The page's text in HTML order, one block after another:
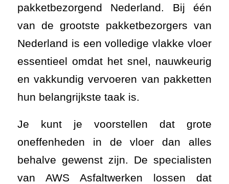
pakketbezorgend Nederland. Bij één
van de grootste pakketbezorgers van
Nederland is een volledige vlakke vloer
essentieel omdat het snel, nauwkeurig
en vakkundig vervoeren van pakketten
hun belangrijkste taak is.
Je kunt je voorstellen dat grote
oneffenheden in de vloer dan alles
behalve gewenst zijn. De specialisten
van AWS Asfaltwerken lossen dat